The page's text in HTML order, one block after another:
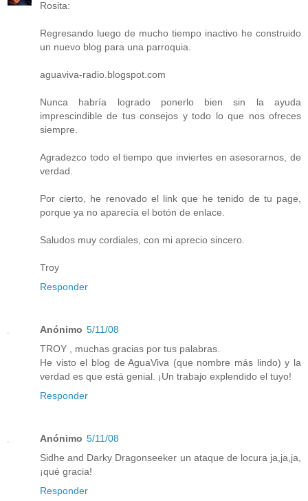
Rosita:
Regresando luego de mucho tiempo inactivo he construido
un nuevo blog para una parroquia.
aguaviva-radio.blogspot.com
Nunca habría logrado ponerlo bien sin la ayuda
imprescindible de tus consejos y todo lo que nos ofreces
siempre.
Agradezco todo el tiempo que inviertes en asesorarnos, de
verdad.
Por cierto, he renovado el link que he tenido de tu page,
porque ya no aparecía el botón de enlace.
Saludos muy cordiales, con mi aprecio sincero.
Troy
Responder
Anónimo 5/11/08
TROY , muchas gracias por tus palabras.
He visto el blog de AguaViva (que nombre más lindo) y la
verdad es que está genial. ¡Un trabajo explendido el tuyo!
Responder
Anónimo 5/11/08
Sidhe and Darky Dragonseeker un ataque de locura ja,ja,ja,
¡qué gracia!
Responder